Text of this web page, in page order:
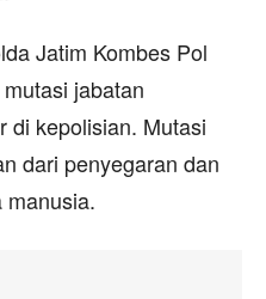
Jatim Kombes Pol
jabatan
di kepolisian. Mutasi
dari penyegaran dan
manusia.